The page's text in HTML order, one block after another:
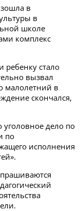
в
в
школе
комплекс
ребенку стало
вызвал
малолетний в
скончался,
дело по
по
исполнения